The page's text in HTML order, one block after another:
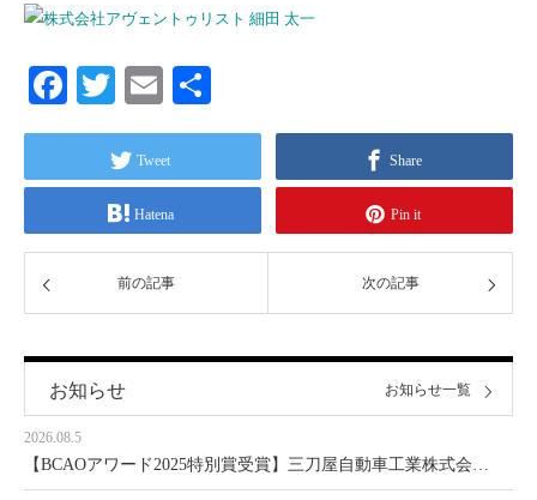
Facebook
Twitter
Email
有
Tweet Share
Hatena Pin it
前の記事 次の記事
お知らせ
2026.08.5
【BCAOアワード2025特別賞受賞】三刀屋自動車工業株式会…
お知らせ一覧